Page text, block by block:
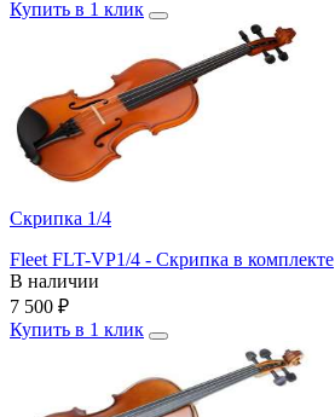
Купить в 1 клик
Скрипка 1/4
Fleet FLT-VP1/4 - Скрипка в комплекте
В наличии
7 500 ₽
Купить в 1 клик